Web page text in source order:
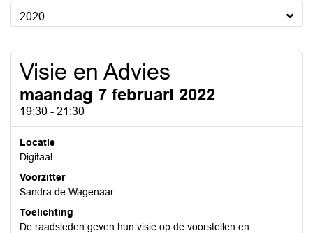
2020
Visie en Advies
maandag 7 februari 2022
19:30 - 21:30
Locatie
Digitaal
Voorzitter
Sandra de Wagenaar
Toelichting
De raadsleden geven hun visie op de voorstellen en